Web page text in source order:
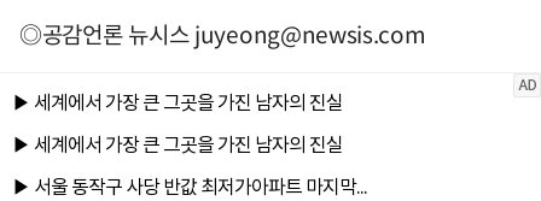
◎공감언론 뉴시스juyeong@newsis.com